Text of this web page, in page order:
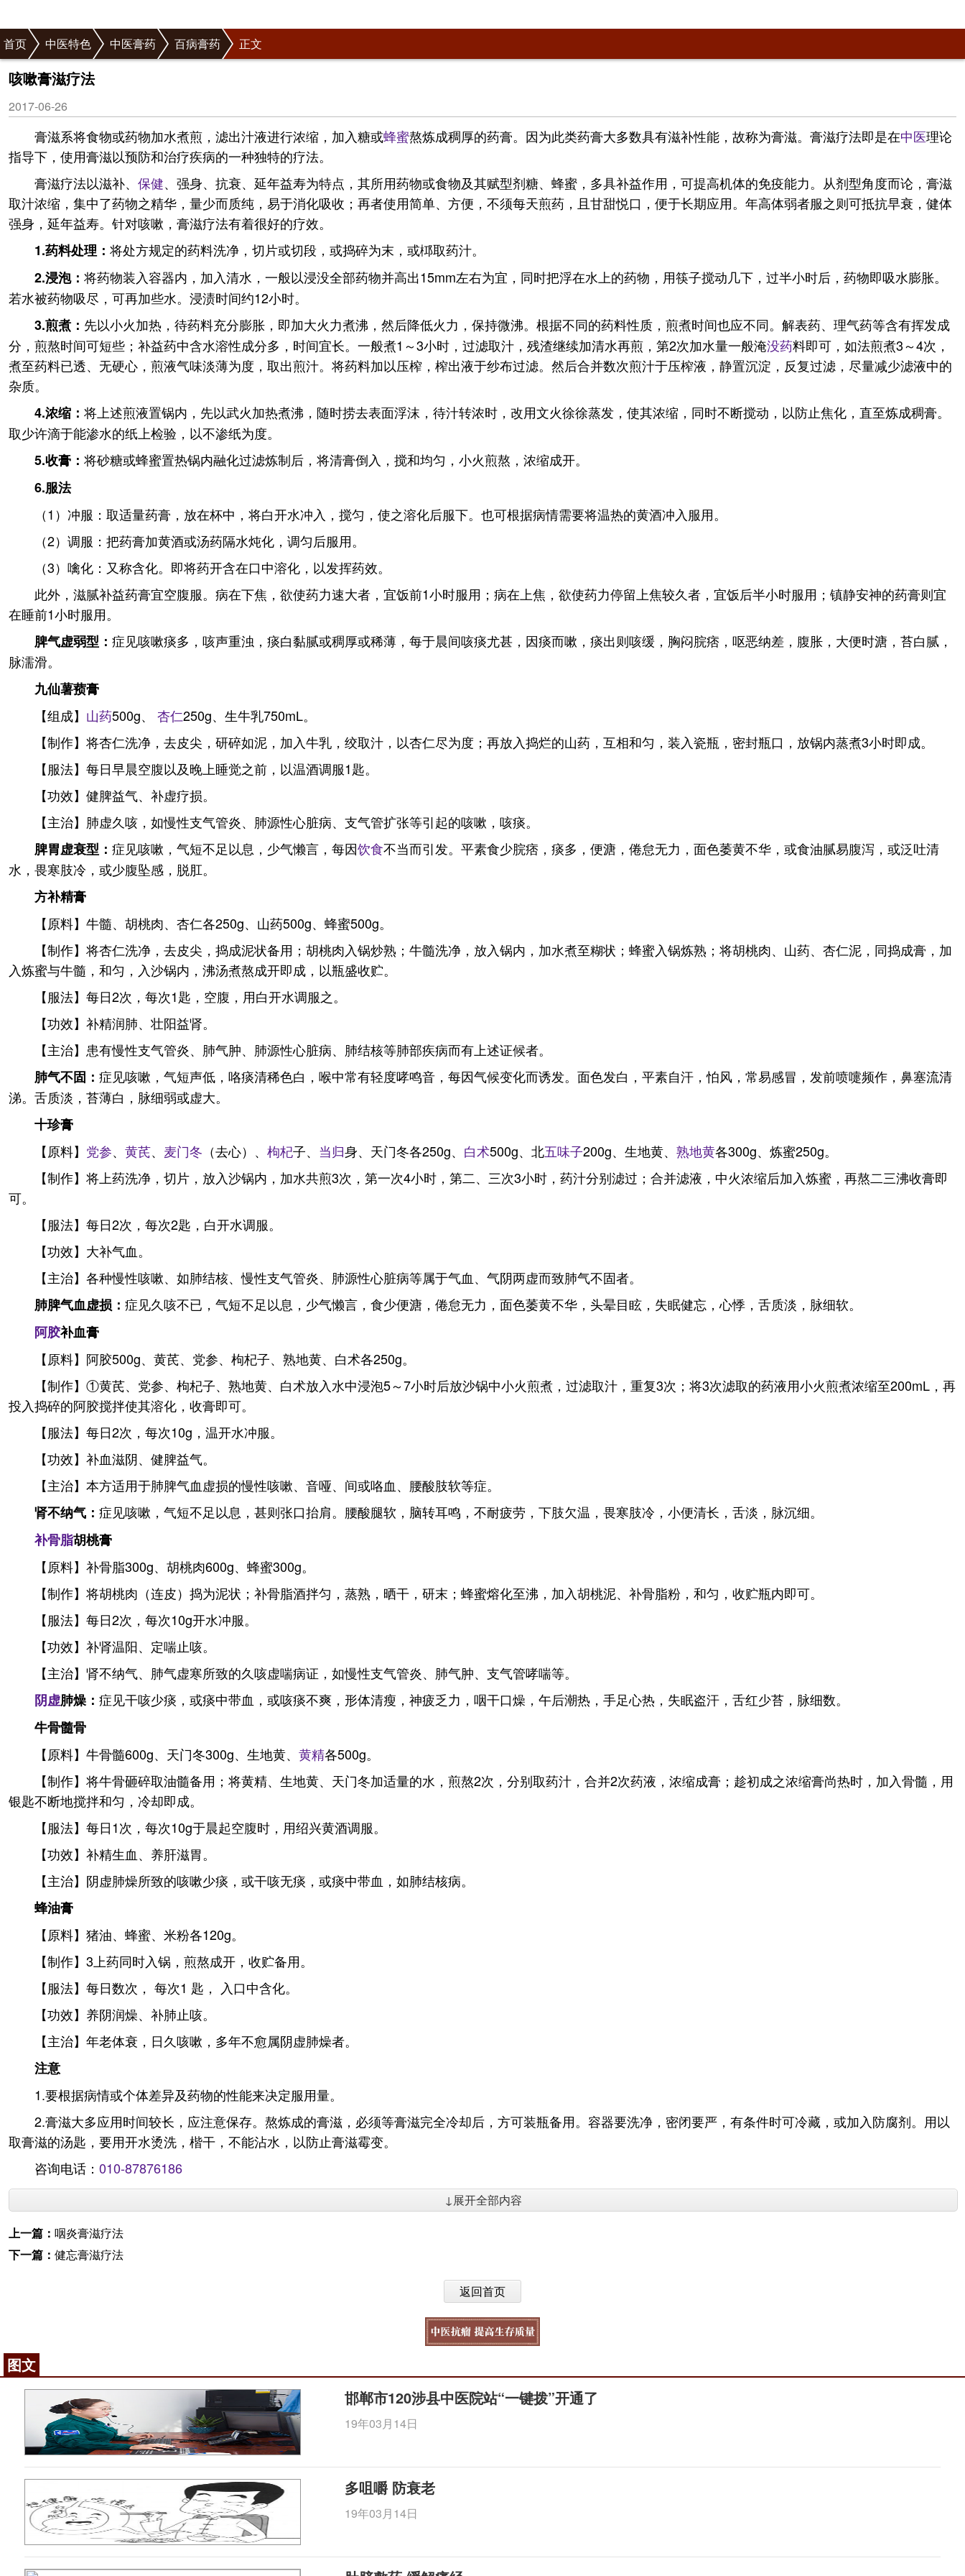
首页 中医特色 中医膏药 百病膏药 正文
咳嗽膏滋疗法
2017-06-26
膏滋系将食物或药物加水煮煎，滤出汁液进行浓缩，加入糖或蜂蜜熬炼成稠厚的药膏。因为此类药膏大多数具有滋补性能，故称为膏滋。膏滋疗法即是在中医理论
指导下，使用膏滋以预防和治疗疾病的一种独特的疗法。
膏滋疗法以滋补、 保健、强身、抗衰、延年益寿为特点，其所用药物或食物及其赋型剂糖、蜂蜜，多具补益作用，可提高机体的免疫能力。从剂型角度而论，膏滋
取汁浓缩，集中了药物之精华，量少而质纯，易于消化吸收；再者使用简单、方便，不须每天煎药，且甘甜悦口，便于长期应用。年高体弱者服之则可抵抗早衰，健体
强身，延年益寿。针对咳嗽，膏滋疗法有着很好的疗效。
1.药料处理： 将处方规定的药料洗净，切片或切段，或捣碎为末，或桏取药汁。
2.浸泡： 将药物装入容器内，加入清水，一般以浸没全部药物并高出15mm左右为宜，同时把浮在水上的药物，用筷子搅动几下，过半小时后，药物即吸水膨胀。
若水被药物吸尽，可再加些水。浸渍时间约12小时。
3.煎煮： 先以小火加热，待药料充分膨胀，即加大火力煮沸，然后降低火力，保持微沸。根据不同的药料性质，煎煮时间也应不同。解表药、理气药等含有挥发成
分，煎熬时间可短些；补益药中含水溶性成分多，时间宜长。一般煮1～3小时，过滤取汁，残渣继续加清水再煎，第2次加水量一般淹没药料即可，如法煎煮3～4次，
煮至药料已透、无硬心，煎液气味淡薄为度，取出煎汁。将药料加以压榨，榨出液于纱布过滤。然后合并数次煎汁于压榨液，静置沉淀，反复过滤，尽量减少滤液中的
杂质。
4.浓缩： 将上述煎液置锅内，先以武火加热煮沸，随时捞去表面浮沫，待汁转浓时，改用文火徐徐蒸发，使其浓缩，同时不断搅动，以防止焦化，直至炼成稠膏。
取少许滴于能渗水的纸上检验，以不渗纸为度。
5.收膏： 将砂糖或蜂蜜置热锅内融化过滤炼制后，将清膏倒入，搅和均匀，小火煎熬，浓缩成开。
6.服法
（1）冲服：取适量药膏，放在杯中，将白开水冲入，搅匀，使之溶化后服下。也可根据病情需要将温热的黄酒冲入服用。
（2）调服：把药膏加黄酒或汤药隔水炖化，调匀后服用。
（3）噙化：又称含化。即将药开含在口中溶化，以发挥药效。
此外，滋腻补益药膏宜空腹服。病在下焦，欲使药力速大者，宜饭前1小时服用；病在上焦，欲使药力停留上焦较久者，宜饭后半小时服用；镇静安神的药膏则宜
在睡前1小时服用。
脾气虚弱型： 症见咳嗽痰多，咳声重浊，痰白黏腻或稠厚或稀薄，每于晨间咳痰尤甚，因痰而嗽，痰出则咳缓，胸闷脘痞，呕恶纳差，腹胀，大便时溏，苔白腻，
脉濡滑。
九仙薯蓣膏
【组成】 山药500g、 杏仁250g、生牛乳750mL。
【制作】将杏仁洗净，去皮尖，研碎如泥，加入牛乳，绞取汁，以杏仁尽为度；再放入捣烂的山药，互相和匀，装入瓷瓶，密封瓶口，放锅内蒸煮3小时即成。
【服法】每日早晨空腹以及晚上睡觉之前，以温酒调服1匙。
【功效】健脾益气、补虚疗损。
【主治】肺虚久咳，如慢性支气管炎、肺源性心脏病、支气管扩张等引起的咳嗽，咳痰。
脾胃虚衰型： 症见咳嗽，气短不足以息，少气懒言，每因饮食不当而引发。平素食少脘痞，痰多，便溏，倦怠无力，面色萎黄不华，或食油腻易腹泻，或泛吐清
水，畏寒肢冷，或少腹坠感，脱肛。
方补精膏
【原料】牛髓、胡桃肉、杏仁各250g、山药500g、蜂蜜500g。
【制作】将杏仁洗净，去皮尖，捣成泥状备用；胡桃肉入锅炒熟；牛髓洗净，放入锅内，加水煮至糊状；蜂蜜入锅炼熟；将胡桃肉、山药、杏仁泥，同捣成膏，加
入炼蜜与牛髓，和匀，入沙锅内，沸汤煮熬成开即成，以瓶盛收贮。
【服法】每日2次，每次1匙，空腹，用白开水调服之。
【功效】补精润肺、壮阳益肾。
【主治】患有慢性支气管炎、肺气肿、肺源性心脏病、肺结核等肺部疾病而有上述证候者。
肺气不固： 症见咳嗽，气短声低，咯痰清稀色白，喉中常有轻度哮鸣音，每因气候变化而诱发。面色发白，平素自汗，怕风，常易感冒，发前喷嚏频作，鼻塞流清
涕。舌质淡，苔薄白，脉细弱或虚大。
十珍膏
【原料】 党参、 黄芪、 麦门冬 （去心）、 枸杞子、 当归身、天门冬各250g、 白术500g、北五味子200g、生地黄、 熟地黄各300g、炼蜜250g。
【制作】将上药洗净，切片，放入沙锅内，加水共煎3次，第一次4小时，第二、三次3小时，药汁分别滤过；合并滤液，中火浓缩后加入炼蜜，再熬二三沸收膏即
可。
【服法】每日2次，每次2匙，白开水调服。
【功效】大补气血。
【主治】各种慢性咳嗽、如肺结核、慢性支气管炎、肺源性心脏病等属于气血、气阴两虚而致肺气不固者。
肺脾气血虚损： 症见久咳不已，气短不足以息，少气懒言，食少便溏，倦怠无力，面色萎黄不华，头晕目眩，失眠健忘，心悸，舌质淡，脉细软。
阿胶补血膏
【原料】阿胶500g、黄芪、党参、枸杞子、熟地黄、白术各250g。
【制作】①黄芪、党参、枸杞子、熟地黄、白术放入水中浸泡5～7小时后放沙锅中小火煎煮，过滤取汁，重复3次；将3次滤取的药液用小火煎煮浓缩至200mL，再
投入捣碎的阿胶搅拌使其溶化，收膏即可。
【服法】每日2次，每次10g，温开水冲服。
【功效】补血滋阴、健脾益气。
【主治】本方适用于肺脾气血虚损的慢性咳嗽、音哑、间或咯血、腰酸肢软等症。
肾不纳气： 症见咳嗽，气短不足以息，甚则张口抬肩。腰酸腿软，脑转耳鸣，不耐疲劳，下肢欠温，畏寒肢冷，小便清长，舌淡，脉沉细。
补骨脂胡桃膏
【原料】补骨脂300g、胡桃肉600g、蜂蜜300g。
【制作】将胡桃肉（连皮）捣为泥状；补骨脂酒拌匀，蒸熟，晒干，研末；蜂蜜熔化至沸，加入胡桃泥、补骨脂粉，和匀，收贮瓶内即可。
【服法】每日2次，每次10g开水冲服。
【功效】补肾温阳、定喘止咳。
【主治】肾不纳气、肺气虚寒所致的久咳虚喘病证，如慢性支气管炎、肺气肿、支气管哮喘等。
阴虚肺燥： 症见干咳少痰，或痰中带血，或咳痰不爽，形体清瘦，神疲乏力，咽干口燥，午后潮热，手足心热，失眠盗汗，舌红少苔，脉细数。
牛骨髓骨
【原料】牛骨髓600g、天门冬300g、生地黄、 黄精各500g。
【制作】将牛骨砸碎取油髓备用；将黄精、生地黄、天门冬加适量的水，煎熬2次，分别取药汁，合并2次药液，浓缩成膏；趁初成之浓缩膏尚热时，加入骨髓，用
银匙不断地搅拌和匀，冷却即成。
【服法】每日1次，每次10g于晨起空腹时，用绍兴黄酒调服。
【功效】补精生血、养肝滋胃。
【主治】阴虚肺燥所致的咳嗽少痰，或干咳无痰，或痰中带血，如肺结核病。
蜂油膏
【原料】猪油、蜂蜜、米粉各120g。
【制作】3上药同时入锅，煎熬成开，收贮备用。
【服法】每日数次， 每次1 匙， 入口中含化。
【功效】养阴润燥、补肺止咳。
【主治】年老体衰，日久咳嗽，多年不愈属阴虚肺燥者。
注意
1.要根据病情或个体差异及药物的性能来决定服用量。
2.膏滋大多应用时间较长，应注意保存。熬炼成的膏滋，必须等膏滋完全冷却后，方可装瓶备用。容器要洗净，密闭要严，有条件时可冷藏，或加入防腐剂。用以
取膏滋的汤匙，要用开水烫洗，楷干，不能沾水，以防止膏滋霉变。
咨询电话： 010-87876186
↓展开全部内容
上一篇： 咽炎膏滋疗法
下一篇： 健忘膏滋疗法
返回首页
图文
邯郸市120涉县中医院站“一键拨”开通了
19年03月14日
多咀嚼 防衰老
19年03月14日